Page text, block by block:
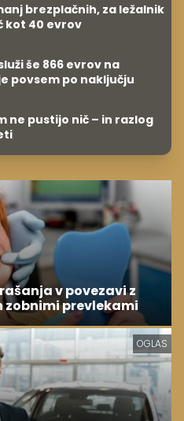
brezplačnih, za ležalnik
kot 40 evrov
še 866 evrov na
povsem po naključju
ne pustijo nič – in razlog
v povezavi z
zobnimi prevlekami
OGLAS